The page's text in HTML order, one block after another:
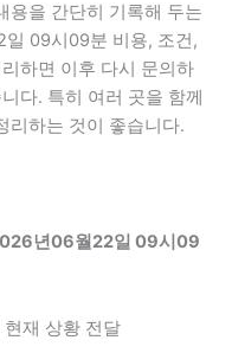
용을 간단히 기록해 두는
09시09분 비용, 조건,
하면 이후 다시 문의하
다. 특히 여러 곳을 함께
리하는 것이 좋습니다.
년06월22일 09시09
재 상황 전달